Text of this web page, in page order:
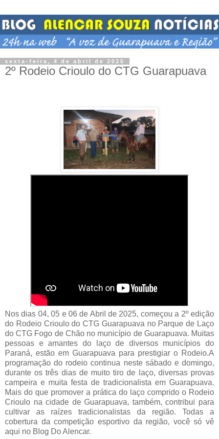
sexta-feira, 4 de abril de 2025
2º Rodeio Crioulo do CTG Guarapuava
Nos dias 04, 05 e 06 de Abril de 2025, começou a 2º edição
do Rodeio Crioulo do CTG Guarapuava no Parque de Laço
do CTG Fogo de Chão no município de Guarapuava. Muitas
pessoas e amantes do laço de diversos municípios do
Paraná, estão em Guarapuava para prestigiar o Rodeio.A
programação do rodeio continua neste sábado e domingo,
durante os três dias de muito tiro de laço, diversas provas
campeira e muita festa de tradicionalista em Guarapuava.
Mais do que promover a prática do laço comprido o Rodeio
Crioulo na cidade de Guarapuava, também, contribui para
cultivar as raízes tradicionalistas da região. Todas a
cobertura da competição esportivo da região, você só vê
aqui no Blog Do Alencar.